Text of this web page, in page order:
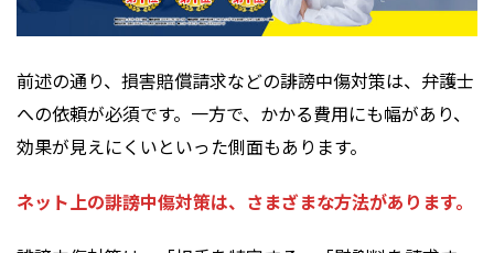
前述の通り、損害賠償請求などの誹謗中傷対策は、弁護士
への依頼が必須です。一方で、かかる費用にも幅があり、
効果が見えにくいといった側面もあります。
ネット上の誹謗中傷対策は、さまざまな方法があります。